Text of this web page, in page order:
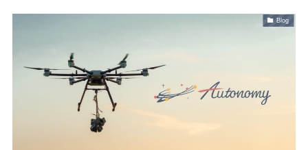
社長挨拶
Blog